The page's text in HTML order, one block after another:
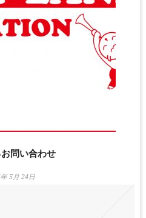
問い合わせ
5月 24日